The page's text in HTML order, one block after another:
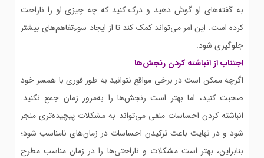
به گفته‌های او گوش دهید و درک کنید که چه چیزی او را ناراحت
کرده است. این امر می‌تواند کمک کند تا از ایجاد سوءتفاهم‌های بیشتر
جلوگیری شود.
اجتناب از انباشته کردن رنجش‌ها
اگرچه ممکن است در برخی مواقع نتوانید به طور فوری با همسر خود
صحبت کنید، اما بهتر است رنجش‌ها را به‌مرور زمان جمع نکنید.
انباشته کردن احساسات منفی می‌تواند به مشکلات پیچیده‌تری منجر
شود و در نهایت باعث ترکیدن احساسات در زمان‌های نامناسب شود؛
بنابراین، بهتر است مشکلات و ناراحتی‌ها را در زمان مناسب مطرح